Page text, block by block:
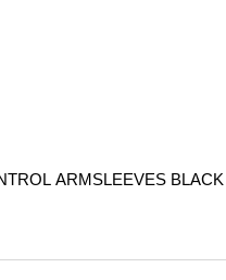
ARMSLEEVES BLACK